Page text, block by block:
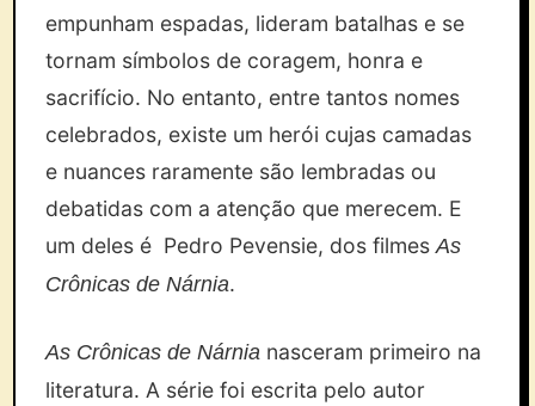
empunham espadas, lideram batalhas e se
tornam símbolos de coragem, honra e
sacrifício. No entanto, entre tantos nomes
celebrados, existe um herói cujas camadas
e nuances raramente são lembradas ou
debatidas com a atenção que merecem. E
um deles é Pedro Pevensie, dos filmesAs
Crônicas de Nárnia.
As Crônicas de Nárnia nasceram primeiro na
literatura. A série foi escrita pelo autor